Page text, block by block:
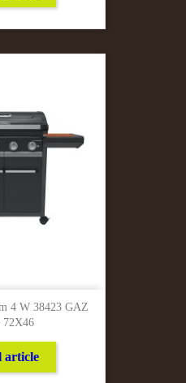
4 W 38423 GAZ
72X46
article